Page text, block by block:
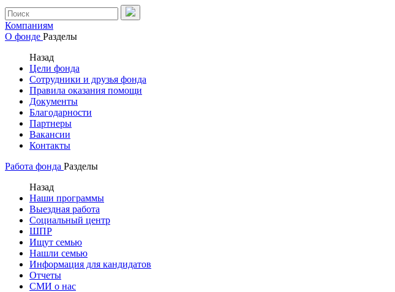
Компаниям
О фонде Разделы
Назад
Цели фонда
Сотрудники и друзья фонда
Правила оказания помощи
Документы
Благодарности
Партнеры
Вакансии
Контакты
Работа фонда Разделы
Назад
Наши программы
Выездная работа
Социальный центр
ШПР
Ищут семью
Нашли семью
Информация для кандидатов
Отчеты
СМИ о нас